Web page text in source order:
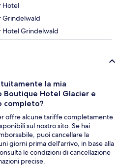
Hotel
Grindelwald
Hotel Grindelwald
la mia
Boutique Hotel Glacier e
completo?
offre alcune tariffe completamente
sul nostro sito. Se hai
puoi cancellare la
giorni prima dell'arrivo, in base alla
le condizioni di cancellazione
precise.